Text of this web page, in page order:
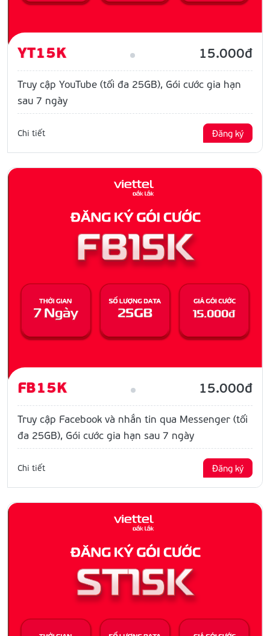
YT15K 15.000đ
Truy cập YouTube (tối đa 25GB), Gói cước gia hạn
sau 7 ngày
Chi tiết Đăng ký
FB15K 15.000đ
Truy cập Facebook và nhắn tin qua Messenger (tối
đa 25GB), Gói cước gia hạn sau 7 ngày
Chi tiết Đăng ký